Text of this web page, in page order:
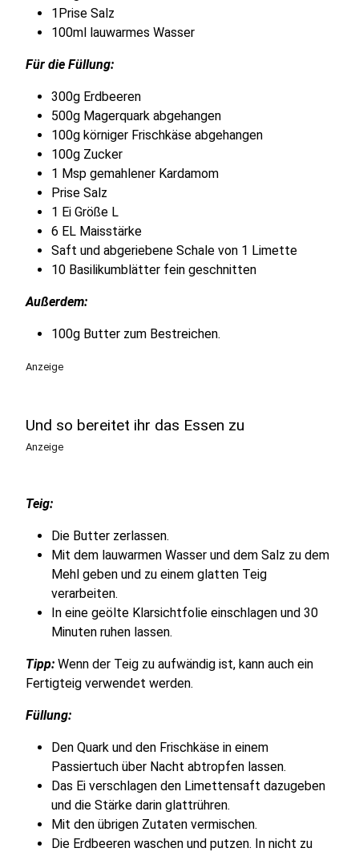
1Prise Salz
100ml lauwarmes Wasser
Für die Füllung:
300g Erdbeeren
500g Magerquark abgehangen
100g körniger Frischkäse abgehangen
100g Zucker
1 Msp gemahlener Kardamom
Prise Salz
1 Ei Größe L
6 EL Maisstärke
Saft und abgeriebene Schale von 1 Limette
10 Basilikumblätter fein geschnitten
Außerdem:
100g Butter zum Bestreichen.
Anzeige
Und so bereitet ihr das Essen zu
Anzeige
Teig:
Die Butter zerlassen.
Mit dem lauwarmen Wasser und dem Salz zu dem
Mehl geben und zu einem glatten Teig
verarbeiten.
In eine geölte Klarsichtfolie einschlagen und 30
Minuten ruhen lassen.
Tipp: Wenn der Teig zu aufwändig ist, kann auch ein
Fertigteig verwendet werden.
Füllung:
Den Quark und den Frischkäse in einem
Passiertuch über Nacht abtropfen lassen.
Das Ei verschlagen den Limettensaft dazugeben
und die Stärke darin glattrühren.
Mit den übrigen Zutaten vermischen.
Die Erdbeeren waschen und putzen. In nicht zu